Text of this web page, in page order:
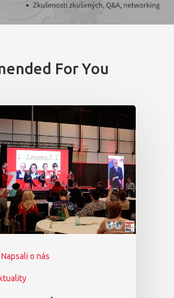
For You
Napsali o nás
PRO MÉDIA
MINULÉ
PŘIHLÁŠENÍ
Domů